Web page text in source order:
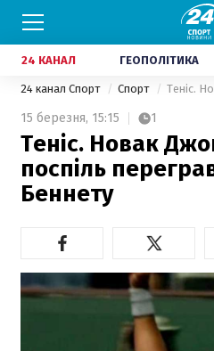
24 КАНАЛ ГЕОПОЛІТИКА
24 канал Спорт Спорт
15 березня, 15:15 1
Теніс. Новак
поспіль
Беннету